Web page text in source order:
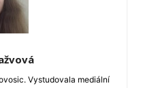
Vystudovala mediální